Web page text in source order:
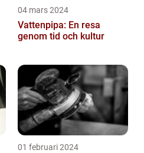
04 mars 2024
Vattenpipa: En resa
genom tid och kultur
01 februari 2024